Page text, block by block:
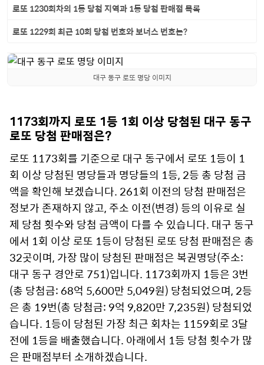
로또 1230회차의 1등 당첨 지역과 1등 당첨 판매점 목록
로또 1229회 최근 10회 당첨 번호와 보너스 번호는?
대구 동구 로또 명당 이미지
1173회까지 로또 1등 1회 이상 당첨된 대구 동구
로또 당첨 판매점은?
로또 1173회를 기준으로 대구 동구에서 로또 1등이 1
회 이상 당첨된 명당들과 명당들의 1등, 2등 총 당첨 금
액을 확인해 보겠습니다. 261회 이전의 당첨 판매점은
정보가 존재하지 않고, 주소 이전(변경) 등의 이유로 실
제 당첨 횟수와 당첨 금액이 다를 수 있습니다. 대구 동구
에서 1회 이상 로또 1등이 당첨된 로또 당첨 판매점은 총
32곳이며, 가장 많이 당첨된 판매점은 복권명당(주소:
대구 동구 경안로 751)입니다. 1173회까지 1등은 3번
(총 당첨금: 68억 5,600만 5,049원) 당첨되었으며, 2등
은 총 19번(총 당첨금: 9억 9,820만 7,235원) 당첨되었
습니다. 1등이 당첨된 가장 최근 회차는 1159회로 3달
전에 1등을 배출했습니다. 아래에서 1등 당첨 횟수가 많
은 판매점부터 소개하겠습니다.